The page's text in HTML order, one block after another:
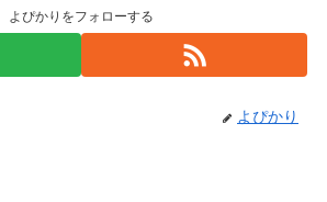
よぴかりをフォローする
よぴかり